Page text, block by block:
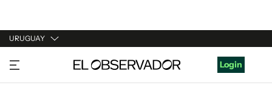
URUGUAY
URUGUAY
ARGENTINA
Login